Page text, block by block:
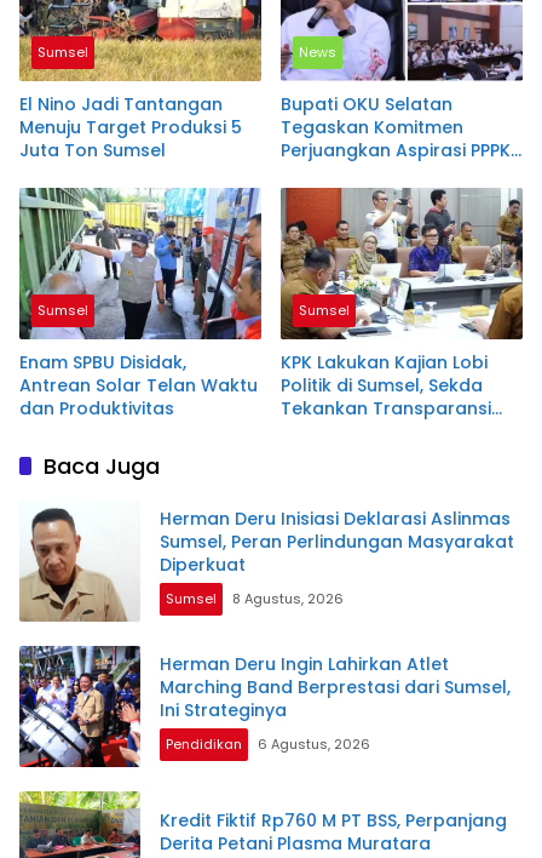
Sumsel
El Nino Jadi Tantangan
Menuju Target Produksi 5
Juta Ton Sumsel
News
Bupati OKU Selatan
Tegaskan Komitmen
Perjuangkan Aspirasi PPPK
Berpedoman pada
Regulasi dan Kemampuan
Daerah
Sumsel
Enam SPBU Disidak,
Antrean Solar Telan Waktu
dan Produktivitas
Sumsel
KPK Lakukan Kajian Lobi
Politik di Sumsel, Sekda
Tekankan Transparansi
Baca Juga
Herman Deru Inisiasi Deklarasi Aslinmas
Sumsel, Peran Perlindungan Masyarakat
Diperkuat
Sumsel 8 Agustus, 2026
Herman Deru Ingin Lahirkan Atlet
Marching Band Berprestasi dari Sumsel,
Ini Strateginya
Pendidikan 6 Agustus, 2026
Kredit Fiktif Rp760 M PT BSS, Perpanjang
Derita Petani Plasma Muratara